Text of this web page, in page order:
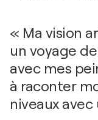
« Ma vision
un voyage
avec mes
à raconter
niveaux